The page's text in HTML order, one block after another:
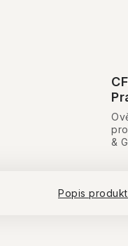
&
Popis